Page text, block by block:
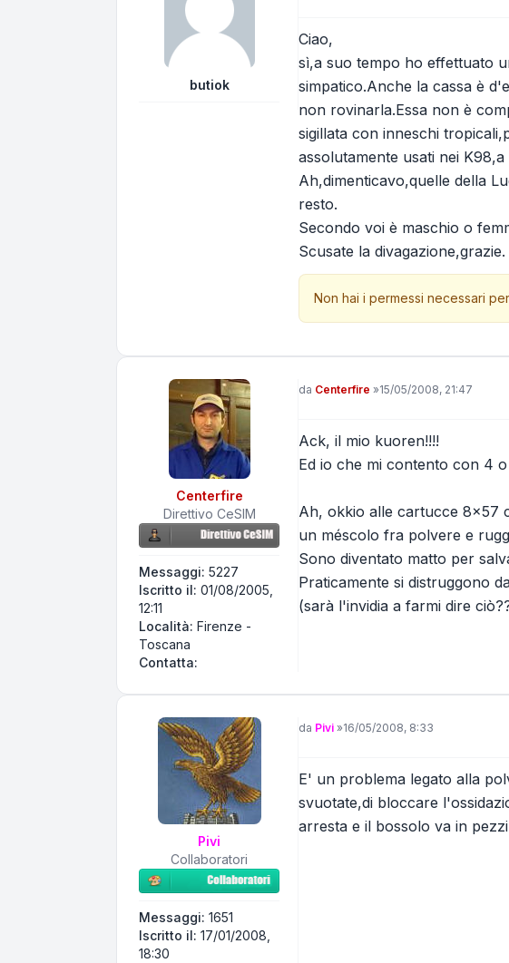
butiok
Ciao,
sì,a suo tempo ho effettuato
simpatico.Anche la cassa è
non rovinarla.Essa non è
sigillata con inneschi
assolutamente usati nei
Ah,dimenticavo,quelle della
resto.
Secondo voi è maschio o
Scusate la divagazione,grazie.
Non hai i permessi necessari
Centerfire
Direttivo CeSIM
Messaggi: 5227
Iscritto il: 01/08/2005,
12:11
Località: Firenze -
Toscana
Contatta:
Messaggio
da Centerfire »15/05/2008, 21:47
Ack, il mio kuoren!!!!
Ed io che mi contento con 4
Ah, okkio alle cartucce 8x57
un méscolo fra polvere e
Sono diventato matto per
Praticamente si distruggono
(sarà l'invidia a farmi dire
Pivi
Collaboratori
Messaggi: 1651
Iscritto il: 17/01/2008,
18:30
Messaggio
da Pivi »16/05/2008, 8:33
E' un problema legato alla
svuotate,di bloccare
arresta e il bossolo va in pezzi